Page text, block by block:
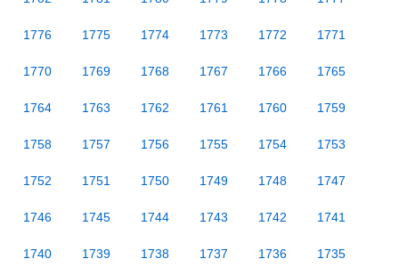
1776 1775 1774 1773 1772 1771
1770 1769 1768 1767 1766 1765
1764 1763 1762 1761 1760 1759
1758 1757 1756 1755 1754 1753
1752 1751 1750 1749 1748 1747
1746 1745 1744 1743 1742 1741
1740 1739 1738 1737 1736 1735